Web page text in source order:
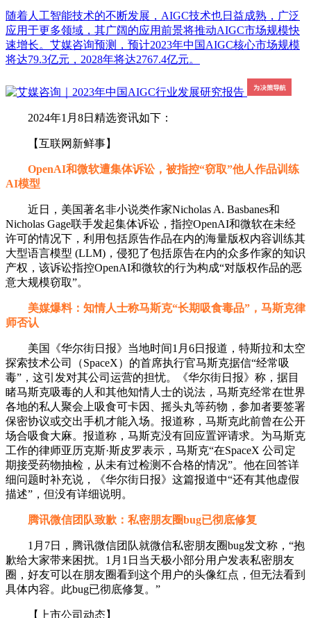
随着人工智能技术的不断发展，AIGC技术也日益成熟，广泛
应用于更多领域，其广阔的应用前景将推动AIGC市场规模快
速增长。艾媒咨询预测，预计2023年中国AIGC核心市场规模
将达79.3亿元，2028年将达2767.4亿元。
2024年1月8日精选资讯如下：
【互联网新鲜事】
OpenAI和微软遭集体诉讼，被指控“窃取”他人作品训练
AI模型
近日，美国著名非小说类作家Nicholas A. Basbanes和
Nicholas Gage联手发起集体诉讼，指控OpenAI和微软在未经
许可的情况下，利用包括原告作品在内的海量版权内容训练其
大型语言模型 (LLM)，侵犯了包括原告在内的众多作家的知识
产权，该诉讼指控OpenAI和微软的行为构成“对版权作品的恶
意大规模窃取”。
美媒爆料：知情人士称马斯克“长期吸食毒品”，马斯克律
师否认
美国《华尔街日报》当地时间1月6日报道，特斯拉和太空
探索技术公司（SpaceX）的首席执行官马斯克据信“经常吸
毒”，这引发对其公司运营的担忧。《华尔街日报》称，据目
睹马斯克吸毒的人和其他知情人士的说法，马斯克经常在世界
各地的私人聚会上吸食可卡因、摇头丸等药物，参加者要签署
保密协议或交出手机才能入场。报道称，马斯克此前曾在公开
场合吸食大麻。报道称，马斯克没有回应置评请求。为马斯克
工作的律师亚历克斯·斯皮罗表示，马斯克“在SpaceX 公司定
期接受药物抽检，从未有过检测不合格的情况”。他在回答详
细问题时补充说，《华尔街日报》这篇报道中“还有其他虚假
描述”，但没有详细说明。
腾讯微信团队致歉：私密朋友圈bug已彻底修复
1月7日，腾讯微信团队就微信私密朋友圈bug发文称，“抱
歉给大家带来困扰。1月1日当天极小部分用户发表私密朋友
圈，好友可以在朋友圈看到这个用户的头像红点，但无法看到
具体内容。此bug已彻底修复。”
【上市公司动态】